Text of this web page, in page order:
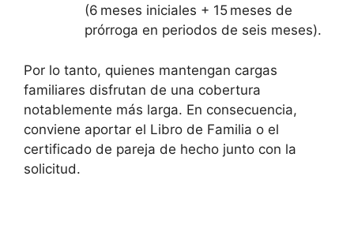
(6 meses iniciales + 15 meses de
prórroga en periodos de seis meses).
Por lo tanto, quienes mantengan cargas
familiares disfrutan de una cobertura
notablemente más larga. En consecuencia,
conviene aportar el Libro de Familia o el
certificado de pareja de hecho junto con la
solicitud.